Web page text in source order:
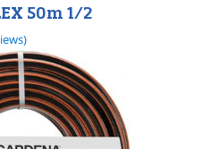
50m 1/2
op 17 reviews.